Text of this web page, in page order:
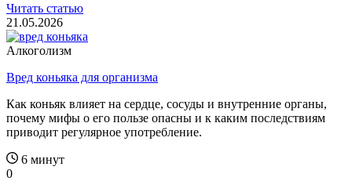
Читать статью
21.05.2026
Алкоголизм
Вред коньяка для организма
Как коньяк влияет на сердце, сосуды и внутренние органы,
почему мифы о его пользе опасны и к каким последствиям
приводит регулярное употребление.
6 минут
0